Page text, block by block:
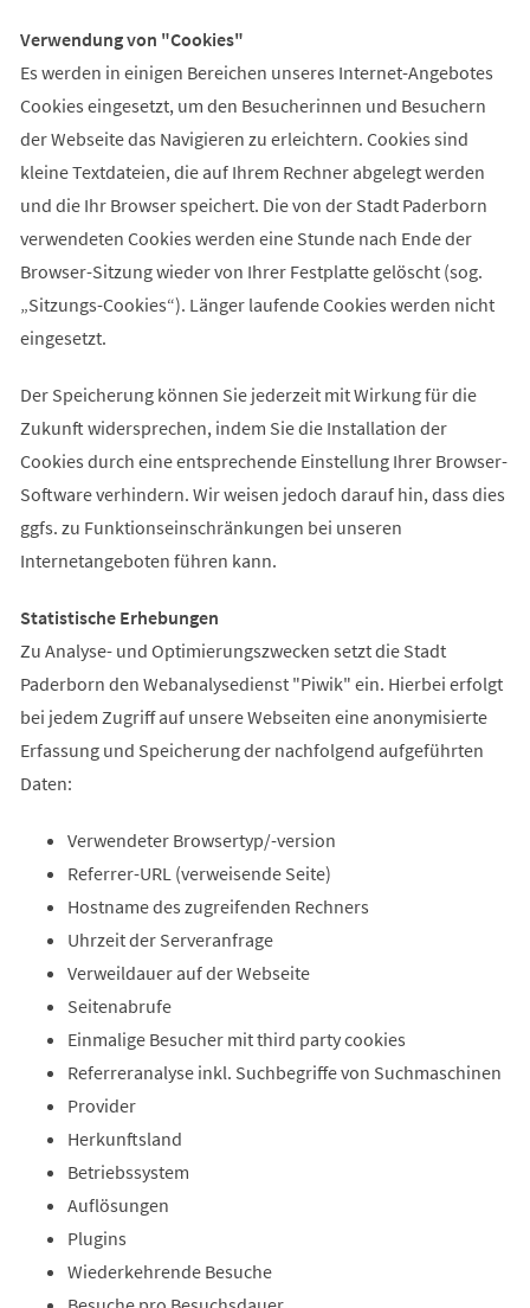
Verwendung von "Cookies"
Es werden in einigen Bereichen unseres Internet-Angebotes
Cookies eingesetzt, um den Besucherinnen und Besuchern
der Webseite das Navigieren zu erleichtern. Cookies sind
kleine Textdateien, die auf Ihrem Rechner abgelegt werden
und die Ihr Browser speichert. Die von der Stadt Paderborn
verwendeten Cookies werden eine Stunde nach Ende der
Browser-Sitzung wieder von Ihrer Festplatte gelöscht (sog.
„Sitzungs-Cookies“). Länger laufende Cookies werden nicht
eingesetzt.
Der Speicherung können Sie jederzeit mit Wirkung für die
Zukunft widersprechen, indem Sie die Installation der
Cookies durch eine entsprechende Einstellung Ihrer Browser-
Software verhindern. Wir weisen jedoch darauf hin, dass dies
ggfs. zu Funktionseinschränkungen bei unseren
Internetangeboten führen kann.
Statistische Erhebungen
Zu Analyse- und Optimierungszwecken setzt die Stadt
Paderborn den Webanalysedienst "Piwik" ein. Hierbei erfolgt
bei jedem Zugriff auf unsere Webseiten eine anonymisierte
Erfassung und Speicherung der nachfolgend aufgeführten
Daten:
Verwendeter Browsertyp/-version
Referrer-URL (verweisende Seite)
Hostname des zugreifenden Rechners
Uhrzeit der Serveranfrage
Verweildauer auf der Webseite
Seitenabrufe
Einmalige Besucher mit third party cookies
Referreranalyse inkl. Suchbegriffe von Suchmaschinen
Provider
Herkunftsland
Betriebssystem
Auflösungen
Plugins
Wiederkehrende Besuche